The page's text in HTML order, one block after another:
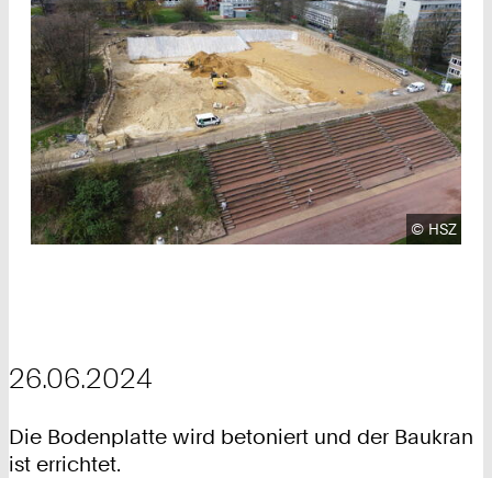
©HSZ
26.06.2024
Die Bodenplatte wird betoniert und der Baukran
ist errichtet.